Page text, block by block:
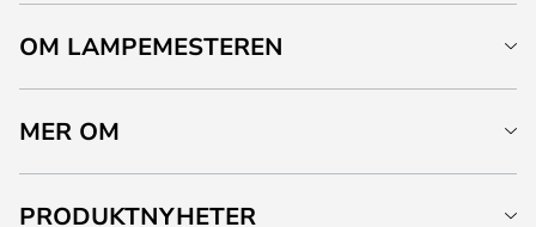
OM LAMPEMESTEREN
MER OM
PRODUKTNYHETER